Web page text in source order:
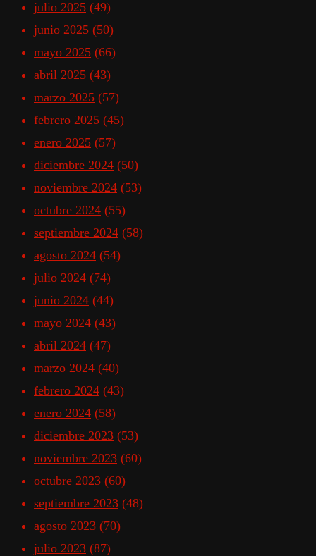
julio 2025 (49)
junio 2025 (50)
mayo 2025 (66)
abril 2025 (43)
marzo 2025 (57)
febrero 2025 (45)
enero 2025 (57)
diciembre 2024 (50)
noviembre 2024 (53)
octubre 2024 (55)
septiembre 2024 (58)
agosto 2024 (54)
julio 2024 (74)
junio 2024 (44)
mayo 2024 (43)
abril 2024 (47)
marzo 2024 (40)
febrero 2024 (43)
enero 2024 (58)
diciembre 2023 (53)
noviembre 2023 (60)
octubre 2023 (60)
septiembre 2023 (48)
agosto 2023 (70)
julio 2023 (87)